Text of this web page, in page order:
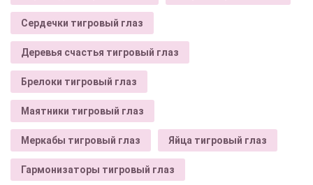
Сердечки тигровый глаз
Деревья счастья тигровый глаз
Брелоки тигровый глаз
Маятники тигровый глаз
Меркабы тигровый глаз Яйца тигровый глаз
Гармонизаторы тигровый глаз